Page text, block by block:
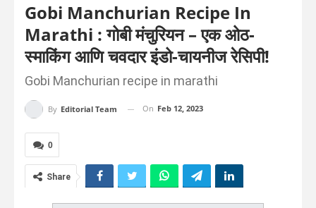
Gobi Manchurian Recipe In
Marathi : गोबी मंचुरियन – एक ओठ-
स्माकिंग आणि चवदार इंडो-चायनीज रेसिपी!
Gobi Manchurian recipe in marathi
By Editorial Team On Feb 12, 2023
0
Share